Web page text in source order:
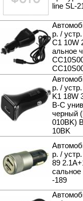
line SL-
р. /
C1 10W
альное
р. /
K1 18W
B-C
черный
010BK)
10BK
р. /
89
-189